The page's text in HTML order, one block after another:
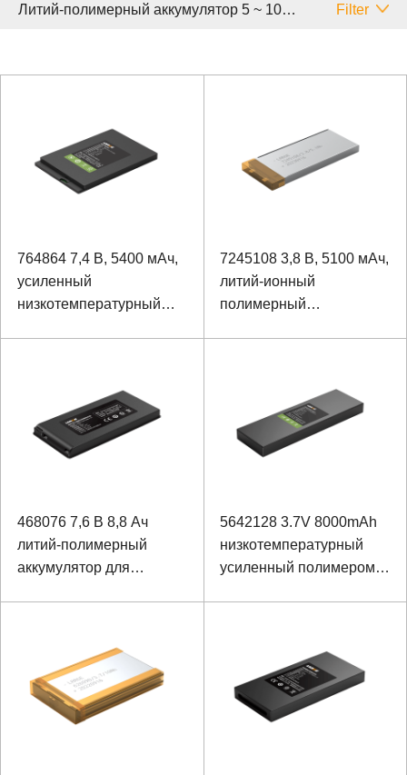
Литий-полимерный аккумулятор 5 ~ 10 Аh Filter
764864 7,4 В, 5400 мАч,
усиленный
низкотемпературный
7245108 3,8 В, 5100 мАч,
литий-ионный
полимерный
468076 7,6 В 8,8 Ач
литий-полимерный
аккумулятор для
5642128 3.7V 8000mAh
низкотемпературный
усиленный полимером